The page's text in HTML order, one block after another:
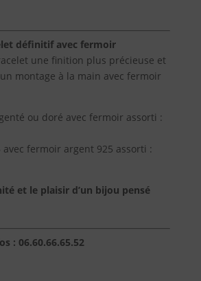
définitif avec fermoir
une finition plus précieuse et
montage à la main avec fermoir
ou doré avec fermoir assorti :
avec fermoir argent 925 assorti :
et le plaisir d’un bijou pensé
: 06.60.66.65.52